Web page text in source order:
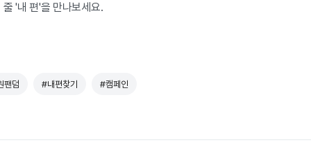
'내 편'을 만나보세요.
팬덤 #내편찾기 #캠페인